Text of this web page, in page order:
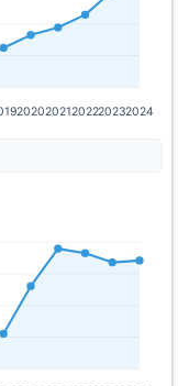
20202021202220232024